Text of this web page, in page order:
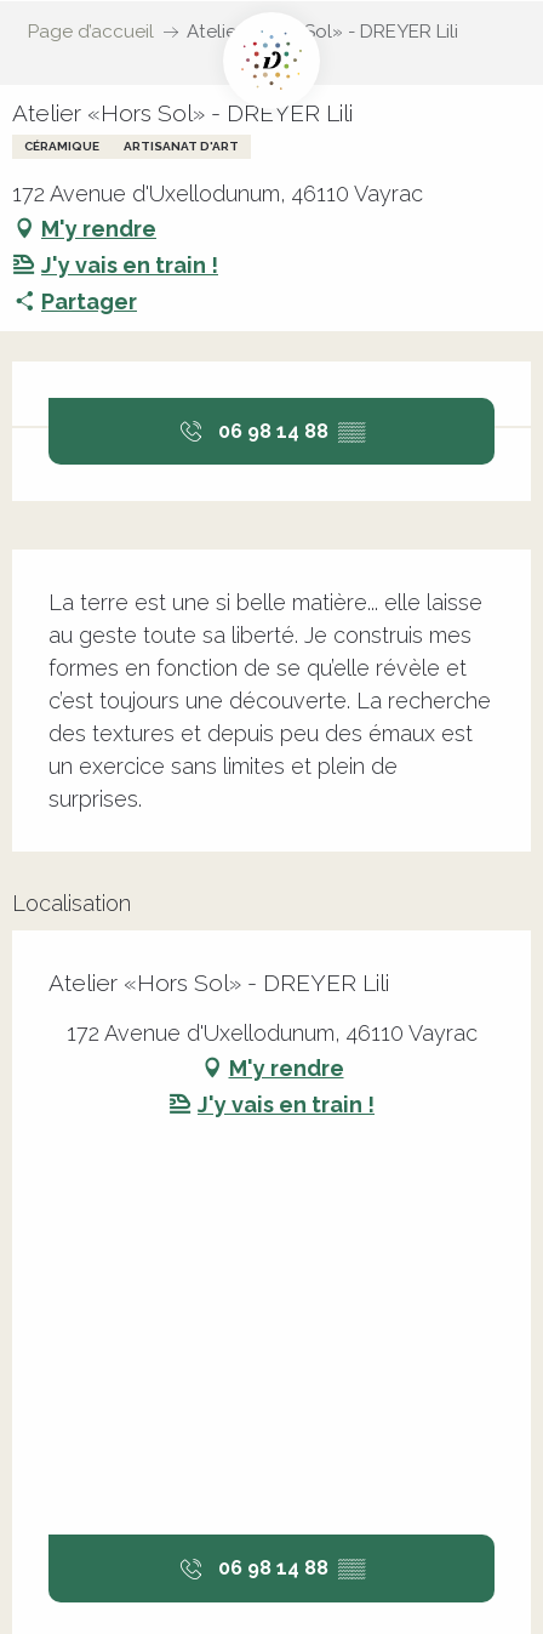
Page d’accueil Atelier «Hors Sol» - DREYER Lili
Atelier «Hors Sol» - DREYER Lili
CÉRAMIQUE ARTISANAT D'ART
172 Avenue d'Uxellodunum, 46110 Vayrac
M'y rendre
J'y vais en train !
Partager
06 98 14 88 ▒▒
La terre est une si belle matière... elle laisse
au geste toute sa liberté. Je construis mes
formes en fonction de se qu’elle révèle et
c’est toujours une découverte. La recherche
des textures et depuis peu des émaux est
un exercice sans limites et plein de
surprises.
Localisation
Atelier «Hors Sol» - DREYER Lili
172 Avenue d'Uxellodunum, 46110 Vayrac
M'y rendre
J'y vais en train !
06 98 14 88 ▒▒